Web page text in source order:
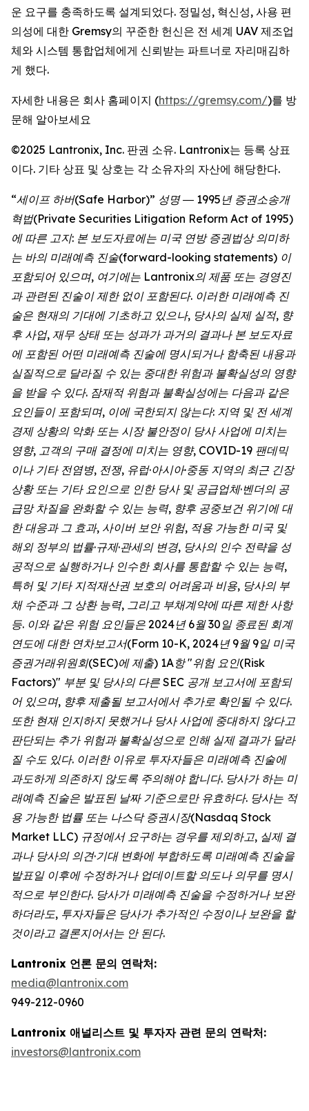
운 요구를 충족하도록 설계되었다. 정밀성, 혁신성, 사용 편
의성에 대한 Gremsy의 꾸준한 헌신은 전 세계 UAV 제조업
체와 시스템 통합업체에게 신뢰받는 파트너로 자리매김하
게 했다.
자세한 내용은 회사 홈페이지 (https://gremsy.com/)를 방
문해 알아보세요
©2025 Lantronix, Inc. 판권 소유. Lantronix는 등록 상표
이다. 기타 상표 및 상호는 각 소유자의 자산에 해당한다.
“세이프 하버(Safe Harbor)” 성명 ― 1995년 증권소송개
혁법(Private Securities Litigation Reform Act of 1995)
에 따른 고지: 본 보도자료에는 미국 연방 증권법상 의미하
는 바의 미래예측 진술(forward-looking statements) 이
포함되어 있으며, 여기에는 Lantronix의 제품 또는 경영진
과 관련된 진술이 제한 없이 포함된다. 이러한 미래예측 진
술은 현재의 기대에 기초하고 있으나, 당사의 실제 실적, 향
후 사업, 재무 상태 또는 성과가 과거의 결과나 본 보도자료
에 포함된 어떤 미래예측 진술에 명시되거나 함축된 내용과
실질적으로 달라질 수 있는 중대한 위험과 불확실성의 영향
을 받을 수 있다. 잠재적 위험과 불확실성에는 다음과 같은
요인들이 포함되며, 이에 국한되지 않는다: 지역 및 전 세계
경제 상황의 악화 또는 시장 불안정이 당사 사업에 미치는
영향, 고객의 구매 결정에 미치는 영향, COVID-19 팬데믹
이나 기타 전염병, 전쟁, 유럽·아시아·중동 지역의 최근 긴장
상황 또는 기타 요인으로 인한 당사 및 공급업체·벤더의 공
급망 차질을 완화할 수 있는 능력, 향후 공중보건 위기에 대
한 대응과 그 효과, 사이버 보안 위험, 적용 가능한 미국 및
해외 정부의 법률·규제·관세의 변경, 당사의 인수 전략을 성
공적으로 실행하거나 인수한 회사를 통합할 수 있는 능력,
특허 및 기타 지적재산권 보호의 어려움과 비용, 당사의 부
채 수준과 그 상환 능력, 그리고 부채계약에 따른 제한 사항
등. 이와 같은 위험 요인들은 2024년 6월 30일 종료된 회계
연도에 대한 연차보고서(Form 10-K, 2024년 9월 9일 미국
증권거래위원회(SEC)에 제출) 1A항 "위험 요인(Risk
Factors)" 부분 및 당사의 다른 SEC 공개 보고서에 포함되
어 있으며, 향후 제출될 보고서에서 추가로 확인될 수 있다.
또한 현재 인지하지 못했거나 당사 사업에 중대하지 않다고
판단되는 추가 위험과 불확실성으로 인해 실제 결과가 달라
질 수도 있다. 이러한 이유로 투자자들은 미래예측 진술에
과도하게 의존하지 않도록 주의해야 합니다. 당사가 하는 미
래예측 진술은 발표된 날짜 기준으로만 유효하다. 당사는 적
용 가능한 법률 또는 나스닥 증권시장(Nasdaq Stock
Market LLC) 규정에서 요구하는 경우를 제외하고, 실제 결
과나 당사의 의견·기대 변화에 부합하도록 미래예측 진술을
발표일 이후에 수정하거나 업데이트할 의도나 의무를 명시
적으로 부인한다. 당사가 미래예측 진술을 수정하거나 보완
하더라도, 투자자들은 당사가 추가적인 수정이나 보완을 할
것이라고 결론지어서는 안 된다.
Lantronix 언론 문의 연락처:
media@lantronix.com
949-212-0960
Lantronix 애널리스트 및 투자자 관련 문의 연락처:
investors@lantronix.com